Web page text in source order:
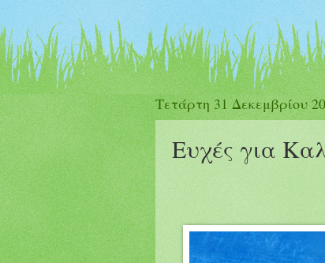
Τετάρτη 31 Δεκεμβρίου
Ευχές για